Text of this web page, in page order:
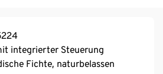
integrierter Steuerung
Fichte, naturbelassen